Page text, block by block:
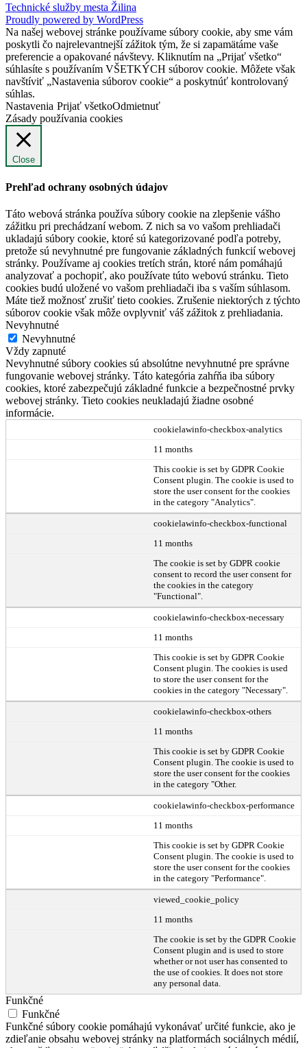
Technické služby mesta Žilina
Proudly powered by WordPress
Na našej webovej stránke používame súbory cookie, aby sme vám
poskytli čo najrelevantnejší zážitok tým, že si zapamätáme vaše
preferencie a opakované návštevy. Kliknutím na „Prijať všetko“
súhlasíte s používaním VŠETKÝCH súborov cookie. Môžete však
navštíviť „Nastavenia súborov cookie“ a poskytnúť kontrolovaný
súhlas.
Nastavenia Prijať všetkoOdmietnuť
Zásady používania cookies
Close
Prehľad ochrany osobných údajov
Táto webová stránka používa súbory cookie na zlepšenie vášho
zážitku pri prechádzaní webom. Z nich sa vo vašom prehliadači
ukladajú súbory cookie, ktoré sú kategorizované podľa potreby,
pretože sú nevyhnutné pre fungovanie základných funkcií webovej
stránky. Používame aj cookies tretích strán, ktoré nám pomáhajú
analyzovať a pochopiť, ako používate túto webovú stránku. Tieto
cookies budú uložené vo vašom prehliadači iba s vaším súhlasom.
Máte tiež možnosť zrušiť tieto cookies. Zrušenie niektorých z týchto
súborov cookie však môže ovplyvniť váš zážitok z prehliadania.
Nevyhnutné
Nevyhnutné
Vždy zapnuté
Nevyhnutné súbory cookies sú absolútne nevyhnutné pre správne
fungovanie webovej stránky. Táto kategória zahŕňa iba súbory
cookies, ktoré zabezpečujú základné funkcie a bezpečnostné prvky
webovej stránky. Tieto cookies neukladajú žiadne osobné
informácie.
cookielawinfo-checkbox-analytics
11 months
This cookie is set by GDPR Cookie
Consent plugin. The cookie is used to
store the user consent for the cookies
in the category "Analytics".
cookielawinfo-checkbox-functional
11 months
The cookie is set by GDPR cookie
consent to record the user consent for
the cookies in the category
"Functional".
cookielawinfo-checkbox-necessary
11 months
This cookie is set by GDPR Cookie
Consent plugin. The cookies is used
to store the user consent for the
cookies in the category "Necessary".
cookielawinfo-checkbox-others
11 months
This cookie is set by GDPR Cookie
Consent plugin. The cookie is used to
store the user consent for the cookies
in the category "Other.
cookielawinfo-checkbox-performance
11 months
This cookie is set by GDPR Cookie
Consent plugin. The cookie is used to
store the user consent for the cookies
in the category "Performance".
viewed_cookie_policy
11 months
The cookie is set by the GDPR Cookie
Consent plugin and is used to store
whether or not user has consented to
the use of cookies. It does not store
any personal data.
Funkčné
Funkčné
Funkčné súbory cookie pomáhajú vykonávať určité funkcie, ako je
zdieľanie obsahu webovej stránky na platformách sociálnych médií,